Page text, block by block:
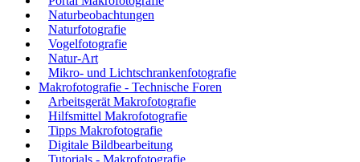
Naturbeobachtungen
Naturfotografie
Vogelfotografie
Natur-Art
Mikro- und Lichtschrankenfotografie
Makrofotografie - Technische Foren
Arbeitsgerät Makrofotografie
Hilfsmittel Makrofotografie
Tipps Makrofotografie
Digitale Bildbearbeitung
Tutorials - Makrofotografie